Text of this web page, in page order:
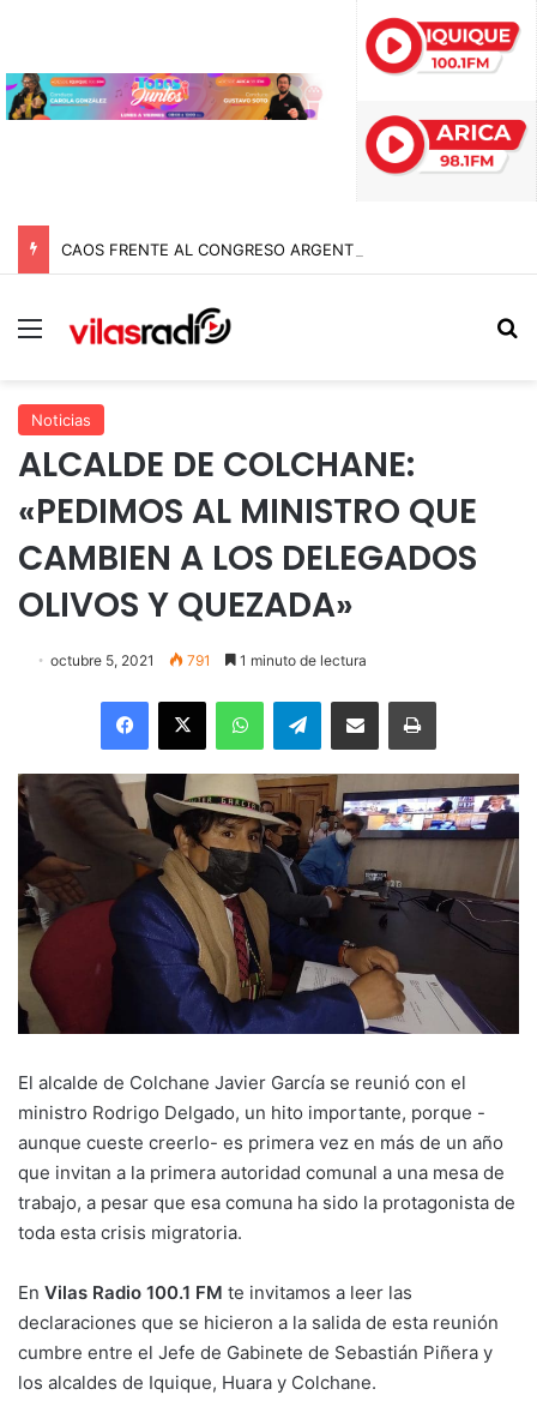
Menú
Noticias
ALCALDE DE COLCHANE:
«PEDIMOS AL MINISTRO QUE
CAMBIEN A LOS DELEGADOS
OLIVOS Y QUEZADA»
octubre 5, 2021 791 1 minuto de lectura
Facebook
X WhatsAppTelegramEnviar vía email Imprimir
El alcalde de Colchane Javier García se reunió con el
ministro Rodrigo Delgado, un hito importante, porque -
aunque cueste creerlo- es primera vez en más de un año
que invitan a la primera autoridad comunal a una mesa de
trabajo, a pesar que esa comuna ha sido la protagonista de
toda esta crisis migratoria.
En Vilas Radio 100.1 FM te invitamos a leer las
declaraciones que se hicieron a la salida de esta reunión
cumbre entre el Jefe de Gabinete de Sebastián Piñera y
los alcaldes de Iquique, Huara y Colchane.